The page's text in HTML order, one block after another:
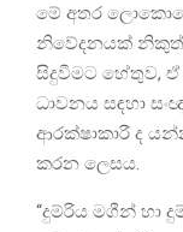
මේ අතර
නිවේදනයක් නිකුත්
සිදුවීමට හේතුව, ඒ
ධාවනය සඳහා
ආරක්ෂාකාරී ද
කරන ලෙසය.
“දුම්රිය මගීන් හා